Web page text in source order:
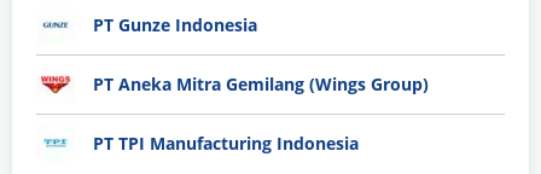
PT Gunze Indonesia
PT Aneka Mitra Gemilang (Wings Group)
PT TPI Manufacturing Indonesia